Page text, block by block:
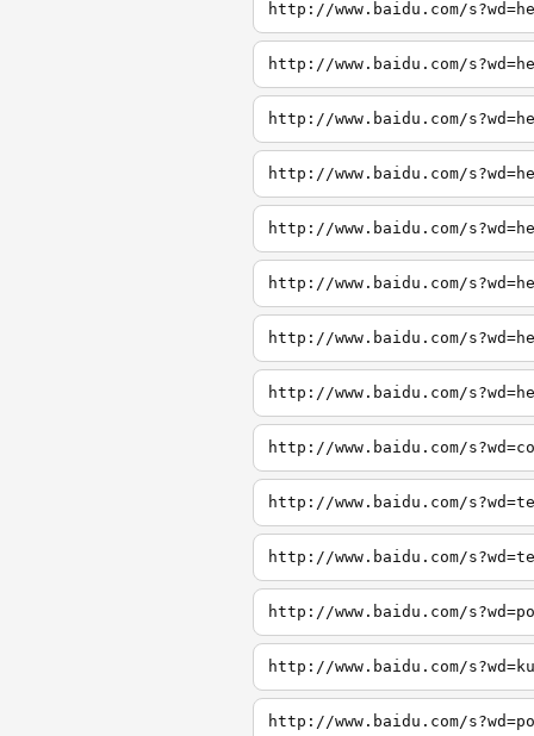
http://www.baidu.com/
http://www.baidu.com/
http://www.baidu.com/
http://www.baidu.com/
http://www.baidu.com/
http://www.baidu.com/
http://www.baidu.com/
http://www.baidu.com/
http://www.baidu.com/
http://www.baidu.com/
http://www.baidu.com/
http://www.baidu.com/
http://www.baidu.com/
http://www.baidu.com/